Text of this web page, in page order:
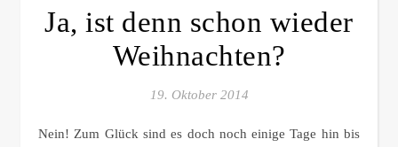
Ja, ist denn schon wieder
Weihnachten?
19. Oktober 2014
Nein! Zum Glück sind es doch noch einige Tage hin bis